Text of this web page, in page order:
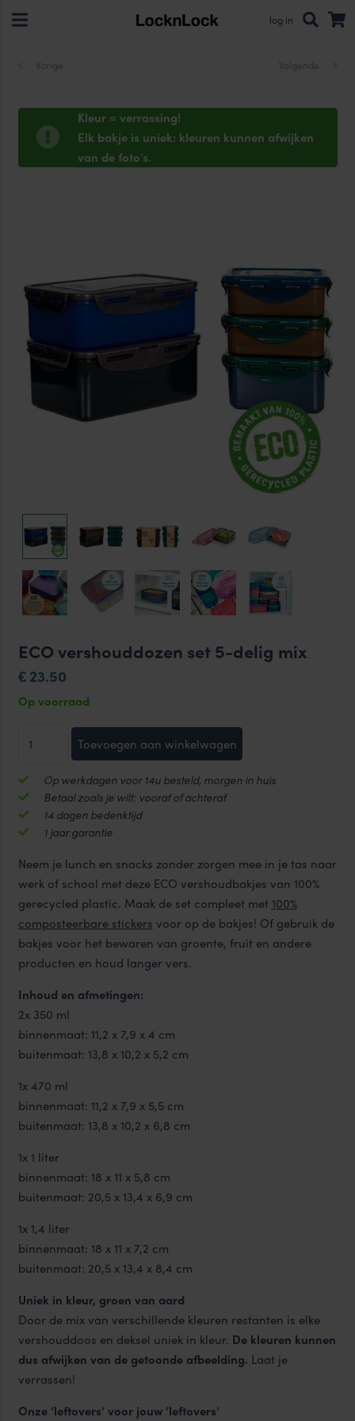
log in
Vorige Volgende
Kleur = verrassing!
Elk bakje is uniek: kleuren kunnen afwijken
van de foto’s.
ECO vershouddozen set 5-delig mix
€ 23.50
Op voorraad
vershouddozen
set
5-
delig
mix
Toevoegen aan winkelwagen
Op werkdagen voor 14u besteld, morgen in huis
Betaal zoals je wilt: vooraf of achteraf
14 dagen bedenktijd
1 jaar garantie
Neem je lunch en snacks zonder zorgen mee in je tas naar
werk of school met deze ECO vershoudbakjes van 100%
gerecycled plastic. Maak de set compleet met 100%
composteerbare stickers voor op de bakjes! Of gebruik de
bakjes voor het bewaren van groente, fruit en andere
producten en houd langer vers.
Inhoud en afmetingen:
2x 350 ml
binnenmaat: 11,2 x 7,9 x 4 cm
buitenmaat: 13,8 x 10,2 x 5,2 cm
1x 470 ml
binnenmaat: 11,2 x 7,9 x 5,5 cm
buitenmaat: 13,8 x 10,2 x 6,8 cm
1x 1 liter
binnenmaat: 18 x 11 x 5,8 cm
buitenmaat: 20,5 x 13,4 x 6,9 cm
1x 1,4 liter
binnenmaat: 18 x 11 x 7,2 cm
buitenmaat: 20,5 x 13,4 x 8,4 cm
Uniek in kleur, groen van aard
Door de mix van verschillende kleuren restanten is elke
vershouddoos en deksel uniek in kleur. De kleuren kunnen
dus afwijken van de getoonde afbeelding. Laat je
verrassen!
Onze ‘leftovers’ voor jouw ‘leftovers’